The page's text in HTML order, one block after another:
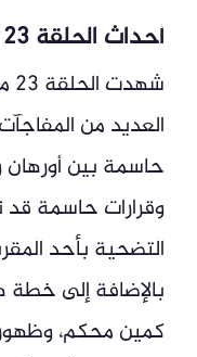
أحداث الحلقة 23
العديد من
حاسمة بين أورهان
وقرارات حاسمة قد
التضحية بأحد
بالإضافة إلى خطة
كمين محكم،